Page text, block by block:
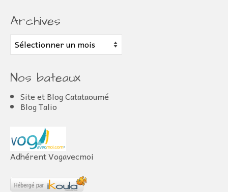
Archives
Archives
Nos bateaux
Site et Blog Catataoumé
Blog Talio
Adhérent Vogavecmoi